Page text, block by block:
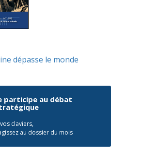
dépasse le monde
participe au débat
claviers,
au dossier du mois